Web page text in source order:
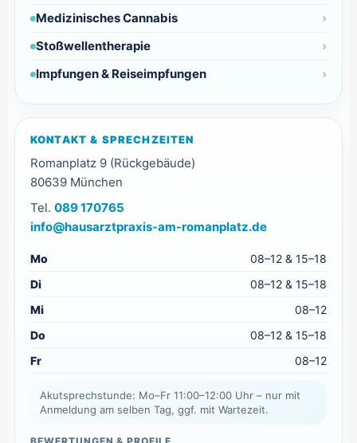
Medizinisches Cannabis
Stoßwellentherapie
Impfungen & Reiseimpfungen
KONTAKT & SPRECHZEITEN
Romanplatz 9 (Rückgebäude)
80639 München
Tel. 089 170765
info@hausarztpraxis-am-romanplatz.de
Mo
08–12 & 15–18
Di
08–12 & 15–18
Mi
08–12
Do
08–12 & 15–18
Fr
08–12
Akutsprechstunde: Mo–Fr 11:00–12:00 Uhr – nur mit
Anmeldung am selben Tag, ggf. mit Wartezeit.